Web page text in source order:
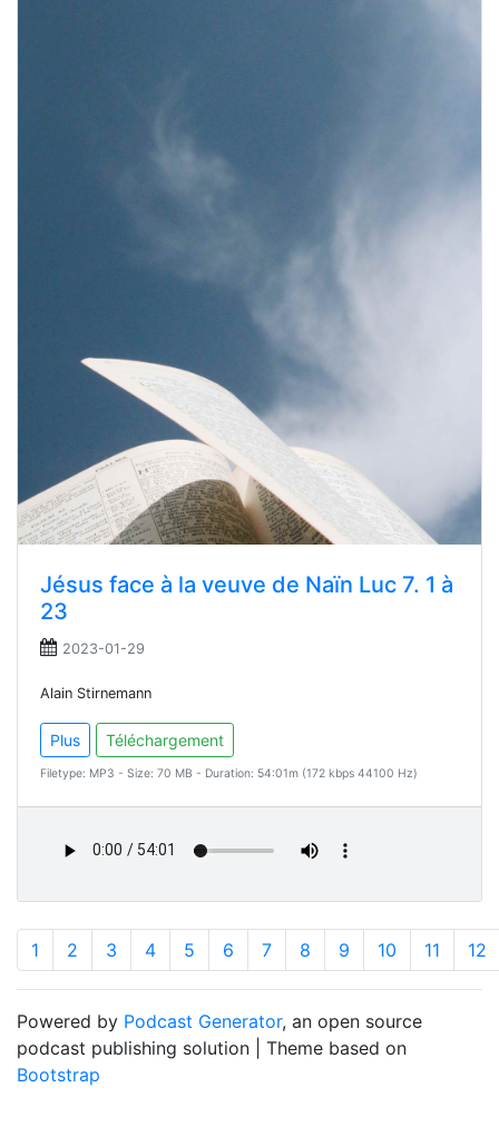
Jésus face à la veuve de Naïn Luc 7. 1 à
23
2023-01-29
Alain Stirnemann
Plus Téléchargement
Filetype: MP3 - Size: 70 MB - Duration: 54:01m (172 kbps 44100 Hz)
1 2 3 4 5 6 7 8 9 10 11 12
Powered by Podcast Generator, an open source
podcast publishing solution | Theme based on
Bootstrap